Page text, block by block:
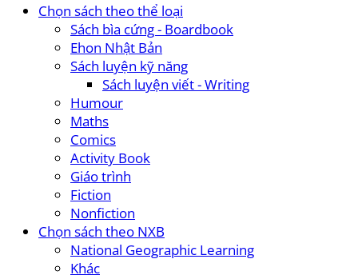
Chọn sách theo thể loại
Sách bìa cứng - Boardbook
Ehon Nhật Bản
Sách luyện kỹ năng
Sách luyện viết - Writing
Humour
Maths
Comics
Activity Book
Giáo trình
Fiction
Nonfiction
Chọn sách theo NXB
National Geographic Learning
Khác